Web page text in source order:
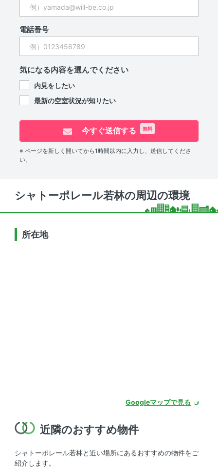
電話番号
気になる内容を選んでください
内見をしたい
最新の空室状況が知りたい
今すぐ送信する 無料
※ ページを新しく開いてから1時間以内に入力し、送信してくださ
い。
シャトーポレール若林の周辺の環境
所在地
Googleマップで見る
近隣のおすすめ物件
シャトーポレール若林と近い場所にあるおすすめの物件をご
紹介します。